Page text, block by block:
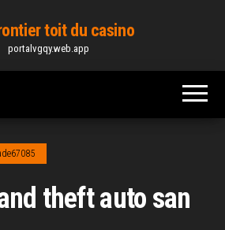
toit du casino
portalvgqy.web.app
theft auto san